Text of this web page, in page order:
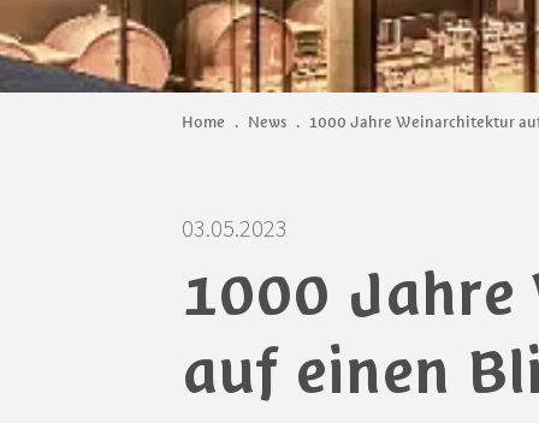
Home . News . 1000 Jahre Weinarchitektur
03.05.2023
1000
auf einen